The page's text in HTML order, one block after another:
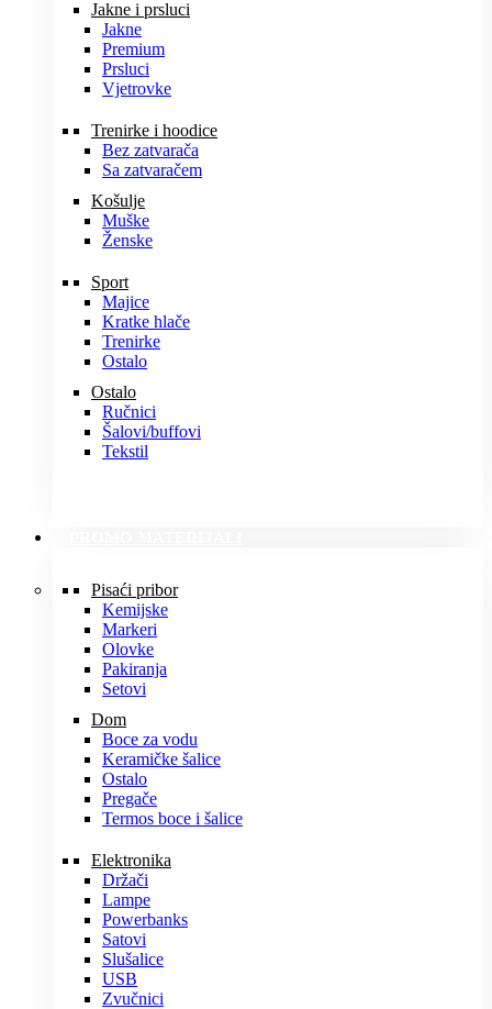
Jakne i prsluci
Jakne
Premium
Prsluci
Vjetrovke
Trenirke i hoodice
Bez zatvarača
Sa zatvaračem
Košulje
Muške
Ženske
Sport
Majice
Kratke hlače
Trenirke
Ostalo
Ostalo
Ručnici
Šalovi/buffovi
Tekstil
Pisaći pribor
Kemijske
Markeri
Olovke
Pakiranja
Setovi
Dom
Boce za vodu
Keramičke šalice
Ostalo
Pregače
Termos boce i šalice
Elektronika
Držači
Lampe
Powerbanks
Satovi
Slušalice
USB
Zvučnici